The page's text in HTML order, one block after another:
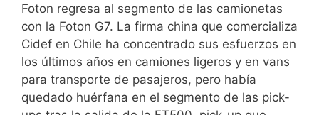
Foton regresa al segmento de las camionetas
con la Foton G7. La firma china que comercializa
Cidef en Chile ha concentrado sus esfuerzos en
los últimos años en camiones ligeros y en vans
para transporte de pasajeros, pero había
quedado huérfana en el segmento de las pick-